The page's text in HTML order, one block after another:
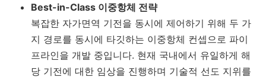
Best-in-Class 이중항체 전략
복잡한 자가면역 기전을 동시에 제어하기 위해 두 가
지 경로를 동시에 타깃하는 이중항체 컨셉으로 파이
프라인을 개발 중입니다. 현재 국내에서 유일하게 해
당 기전에 대한 임상을 진행하며 기술적 선도 지위를